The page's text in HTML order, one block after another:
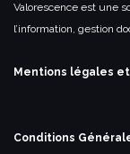
Valorescence est une
l’information, gestion
Mentions légales
Conditions